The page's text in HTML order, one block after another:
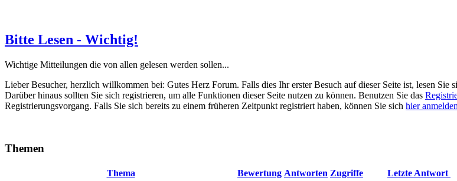
Bitte Lesen - Wichtig!
Wichtige Mitteilungen die von allen gelesen werden sollen...
Lieber Besucher, herzlich willkommen bei: Gutes Herz Forum. Falls dies Ihr erster Besuch auf dieser Seite ist, lesen Sie
Darüber hinaus sollten Sie sich registrieren, um alle Funktionen dieser Seite nutzen zu können. Benutzen Sie das
Registrierungsvorgang. Falls Sie sich bereits zu einem früheren Zeitpunkt registriert haben, können Sie sich hier anmelden
Themen
Thema Bewertung Antworten Zugriffe Letzte Antwort